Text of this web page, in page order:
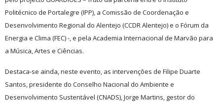
Politécnico de Portalegre (IPP), a Comissão de Coordenação e
Desenvolvimento Regional do Alentejo (CCDR Alentejo) e o Fórum da
Energia e Clima (FEC) -, e pela Academia Internacional de Marvão para
a Música, Artes e Ciências.
Destaca-se ainda, neste evento, as intervenções de Filipe Duarte
Santos, presidente do Conselho Nacional do Ambiente e
Desenvolvimento Sustentável (CNADS), Jorge Martins, gestor do